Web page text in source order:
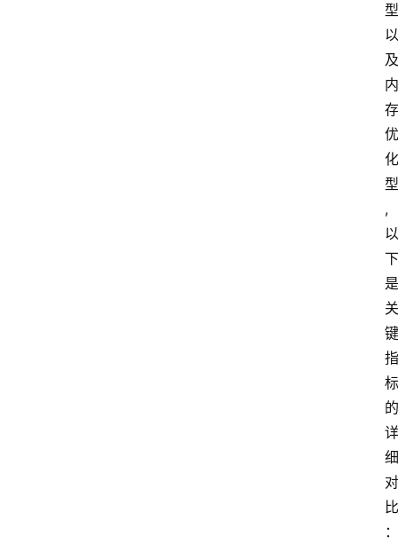
型
以
及
内
存
优
化
型
,
以
下
是
关
键
指
标
的
详
细
对
比
：